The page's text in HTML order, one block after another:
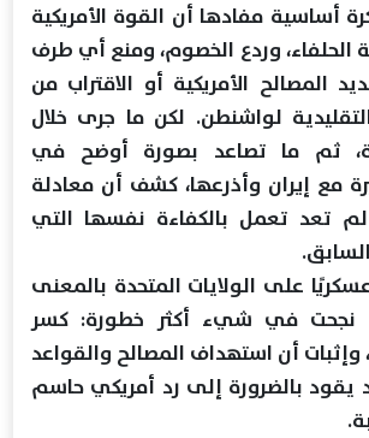
أساسية مفادها أن القوة الأمريكية
الحلفاء، وردع الخصوم، ومنع أي طرف
المصالح الأمريكية أو الاقتراب من
لواشنطن. لكن ما جرى خلال
ثم ما تصاعد بصورة أوضح في
مع إيران وأذرعها، كشف أن معادلة
لم تعد تعمل بالكفاءة نفسها التي
على الولايات المتحدة بالمعنى
نجحت في شيء أكثر خطورة: كسر
وإثبات أن استهداف المصالح والقواعد
يقود بالضرورة إلى رد أمريكي حاسم